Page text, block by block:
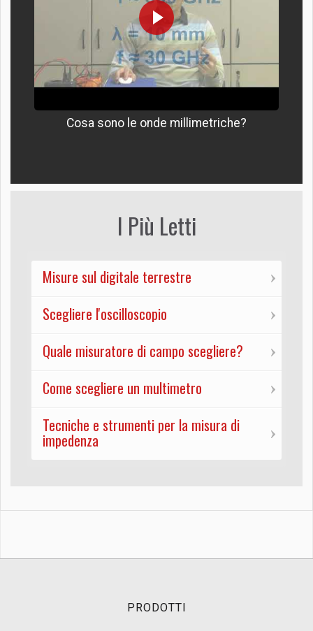
Cosa sono le onde millimetriche?
I Più Letti
Misure sul digitale terrestre
Scegliere l'oscilloscopio
Quale misuratore di campo scegliere?
Come scegliere un multimetro
Tecniche e strumenti per la misura di
impedenza
PRODOTTI